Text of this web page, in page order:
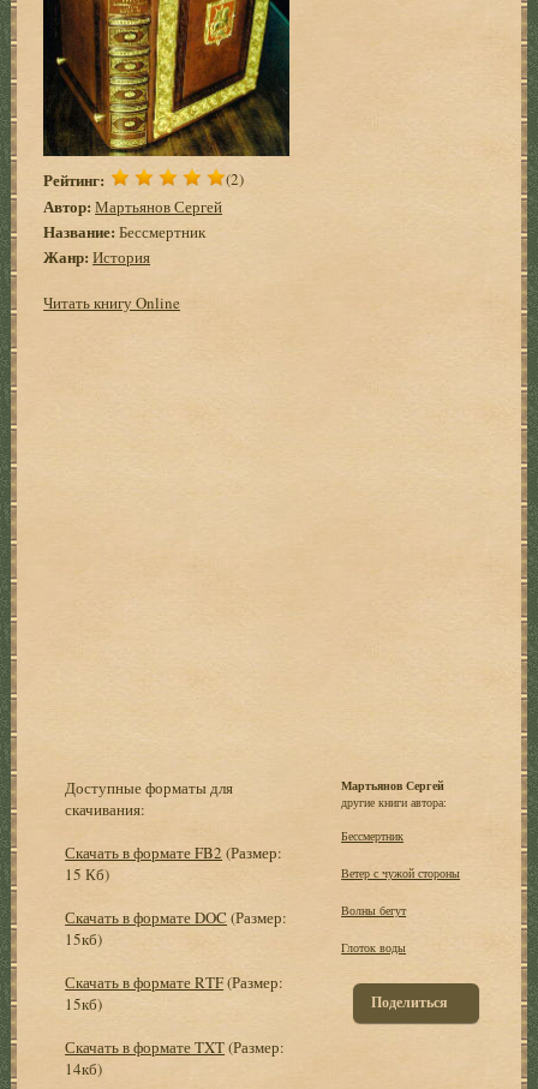
Рейтинг: (2)
Автор: Мартьянов Сергей
Название: Бессмертник
Жанр: История
Читать книгу Online
Доступные форматы для
скачивания:
Скачать в формате FB2 (Размер:
15 Кб)
Скачать в формате DOC (Размер:
15кб)
Скачать в формате RTF(Размер:
15кб)
Скачать в формате TXT(Размер:
14кб)
Мартьянов Сергей
другие книги автора:
Бессмертник
Ветер с чужой стороны
Волны бегут
Глоток воды
Поделиться